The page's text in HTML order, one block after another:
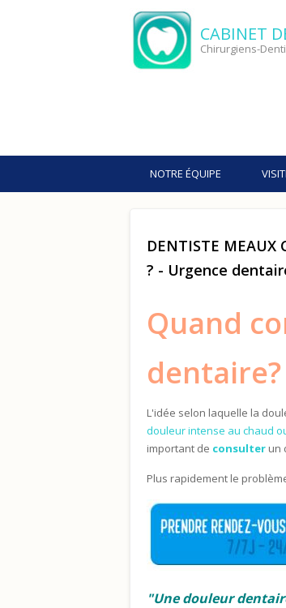
CABINET
Chirurgiens-
NOTRE ÉQUIPE
DENTISTE
? - Urgence
Quand
dentaire?
L'idée selon laquelle la
douleur intense au chaud
important de consulter un
Plus rapidement le
"Une douleur